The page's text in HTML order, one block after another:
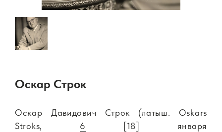
Оскар Строк
Оскар Давидович Строк (латыш. Oskars
Stroks, 6 [18] января